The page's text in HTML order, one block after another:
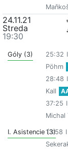
24.11.21
Streda
19:30
Góly (3) 25:32
Pöhm
28:48
Kall
37:25
Michal
I. Asistencie (3)
13:58